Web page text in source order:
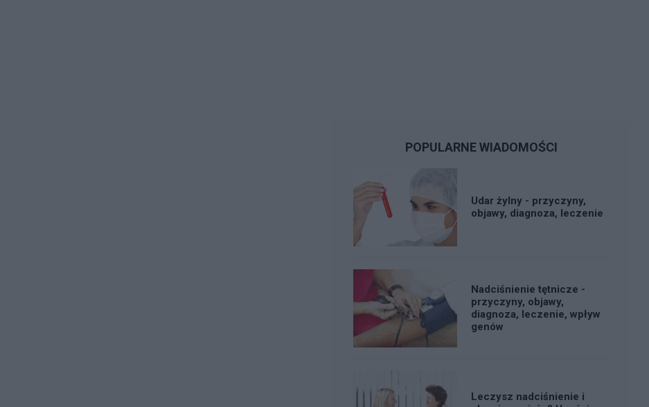
POPULARNE WIADOMOŚCI
Udar żylny - przyczyny,
objawy, diagnoza, leczenie
Nadciśnienie tętnicze -
przyczyny, objawy,
diagnoza, leczenie, wpływ
genów
Leczysz nadciśnienie i